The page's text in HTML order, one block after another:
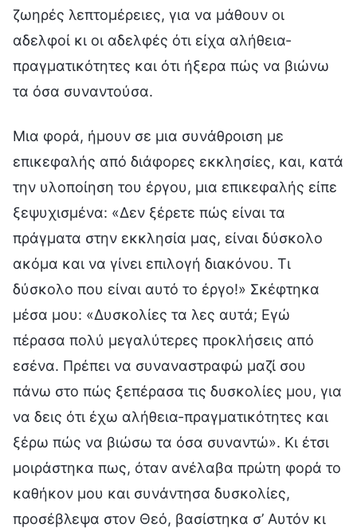
ζωηρές λεπτομέρειες, για να μάθουν οι
αδελφοί κι οι αδελφές ότι είχα αλήθεια-
πραγματικότητες και ότι ήξερα πώς να βιώνω
τα όσα συναντούσα.
Μια φορά, ήμουν σε μια συνάθροιση με
επικεφαλής από διάφορες εκκλησίες, και, κατά
την υλοποίηση του έργου, μια επικεφαλής είπε
ξεψυχισμένα: «Δεν ξέρετε πώς είναι τα
πράγματα στην εκκλησία μας, είναι δύσκολο
ακόμα και να γίνει επιλογή διακόνου. Τι
δύσκολο που είναι αυτό το έργο!» Σκέφτηκα
μέσα μου: «Δυσκολίες τα λες αυτά; Εγώ
πέρασα πολύ μεγαλύτερες προκλήσεις από
εσένα. Πρέπει να συναναστραφώ μαζί σου
πάνω στο πώς ξεπέρασα τις δυσκολίες μου, για
να δεις ότι έχω αλήθεια-πραγματικότητες και
ξέρω πώς να βιώσω τα όσα συναντώ». Κι έτσι
μοιράστηκα πως, όταν ανέλαβα πρώτη φορά το
καθήκον μου και συνάντησα δυσκολίες,
προσέβλεψα στον Θεό, βασίστηκα σ’ Αυτόν κι